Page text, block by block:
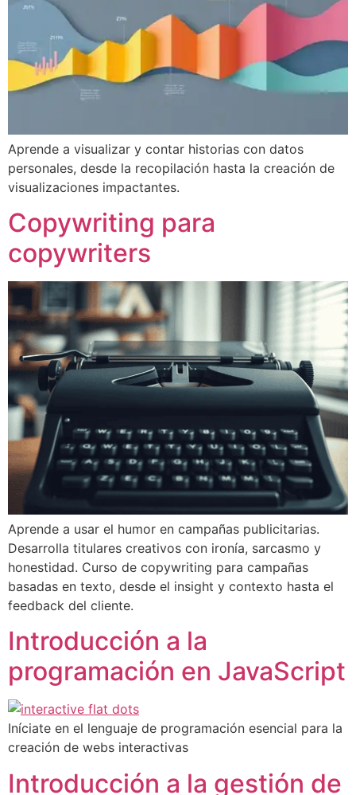
Aprende a visualizar y contar historias con datos
personales, desde la recopilación hasta la creación de
visualizaciones impactantes.
Copywriting para
copywriters
Aprende a usar el humor en campañas publicitarias.
Desarrolla titulares creativos con ironía, sarcasmo y
honestidad. Curso de copywriting para campañas
basadas en texto, desde el insight y contexto hasta el
feedback del cliente.
Introducción a la
programación en JavaScript
Iníciate en el lenguaje de programación esencial para la
creación de webs interactivas
Introducción a la gestión de